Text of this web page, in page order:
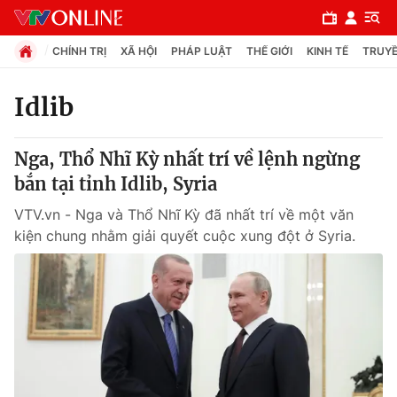
Chuyên mục
Chính trị
Xã hội
Pháp luật
Y tế
CHÍNH TRỊ XÃ HỘI PHÁP LUẬT THẾ GIỚI KINH TẾ
Idlib
Nga, Thổ Nhĩ Kỳ nhất trí về lệnh ngừng
bắn tại tỉnh Idlib, Syria
VTV.vn - Nga và Thổ Nhĩ Kỳ đã nhất trí về một văn
kiện chung nhằm giải quyết cuộc xung đột ở Syria.